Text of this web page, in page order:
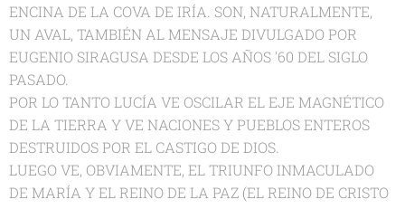
ENCINA DE LA COVA DE IRÍA. SON, NATURALMENTE,
UN AVAL, TAMBIÉN AL MENSAJE DIVULGADO POR
EUGENIO SIRAGUSA DESDE LOS AÑOS '60 DEL SIGLO
PASADO.
POR LO TANTO LUCÍA VE OSCILAR EL EJE MAGNÉTICO
DE LA TIERRA Y VE NACIONES Y PUEBLOS ENTEROS
DESTRUIDOS POR EL CASTIGO DE DIOS.
LUEGO VE, OBVIAMENTE, EL TRIUNFO INMACULADO
DE MARÍA Y EL REINO DE LA PAZ (EL REINO DE CRISTO